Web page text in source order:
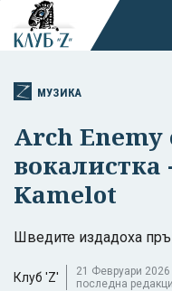
МУЗИКА
Arch Enemy
вокалистка
Kamelot
Шведите издадоха
Клуб 'Z'
21 Февруари 2026
последна